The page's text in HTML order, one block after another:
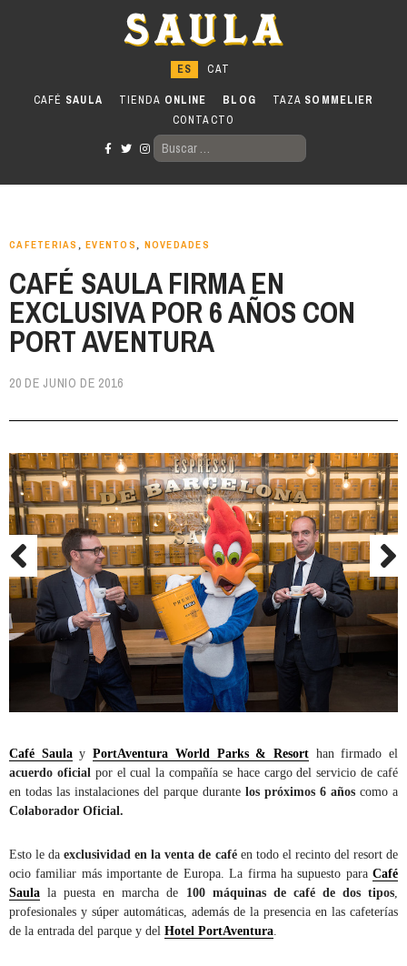
CAFÉ SAULA TIENDA ONLINE BLOG TAZA SOMMELIER
CONTACTO
BUSCAR:
CAFETERIAS ,EVENTOS, NOVEDADES
CAFÉ SAULA FIRMA EN
EXCLUSIVA POR 6 AÑOS CON
PORT AVENTURA
20 DE JUNIO DE 2016
Café SaulayPortAventura World Parks & Resorthan firmado el
acuerdo oficialpor el cual la compañía se hace cargo del servicio de café
en todas las instalaciones del parque durante los próximos 6 años como a
Colaborador Oficial.
Esto le daexclusividad en la venta de caféen todo el recinto del resort de
ocio familiar más importante de Europa. La firma ha supuesto para Café
Saula la puesta en marcha de 100 máquinas de café de dos tipos,
profesionales y súper automáticas, además de la presencia en las cafeterías
de la entrada del parque y del Hotel PortAventura.